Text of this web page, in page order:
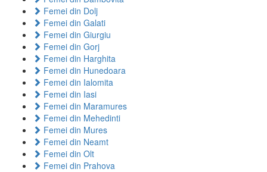
Femei din Dolj
Femei din Galati
Femei din Giurgiu
Femei din Gorj
Femei din Harghita
Femei din Hunedoara
Femei din Ialomita
Femei din Iasi
Femei din Maramures
Femei din Mehedinti
Femei din Mures
Femei din Neamt
Femei din Olt
Femei din Prahova